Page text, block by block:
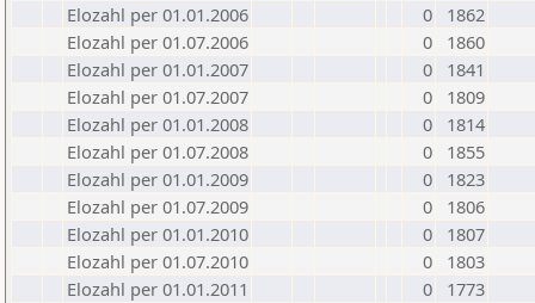
Elozahl per 01.01.2006
0
1862
Elozahl per 01.07.2006
0
1860
Elozahl per 01.01.2007
0
1841
Elozahl per 01.07.2007
0
1809
Elozahl per 01.01.2008
0
1814
Elozahl per 01.07.2008
0
1855
Elozahl per 01.01.2009
0
1823
Elozahl per 01.07.2009
0
1806
Elozahl per 01.01.2010
0
1807
Elozahl per 01.07.2010
0
1803
Elozahl per 01.01.2011
0
1773